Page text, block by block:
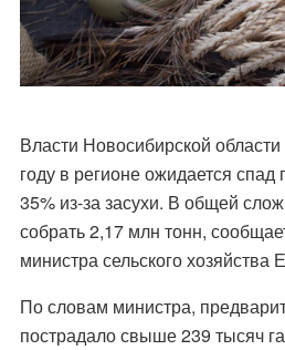
Власти Новосибирской
году в регионе ожидается
35% из-за засухи. В общей
собрать 2,17 млн тонн,
министра сельского хозяйства
По словам министра,
пострадало свыше 239 тысяч